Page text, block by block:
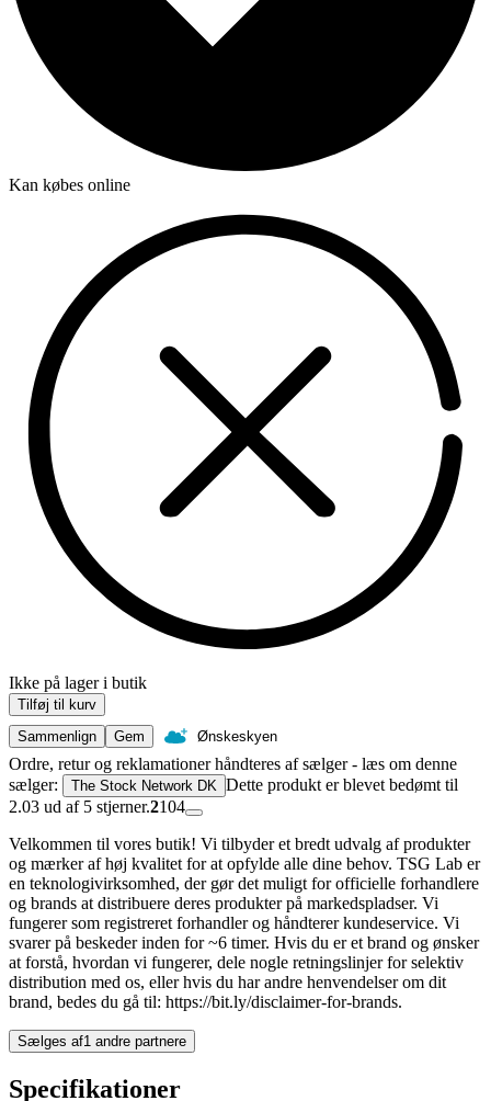
Kan købes online
Ikke på lager i butik
Tilføj til kurv
Sammenlign
Gem Ønskeskyen
Ordre, retur og reklamationer håndteres af sælger - læs om denne
sælger:
The Stock Network DK Dette produkt er blevet bedømt til
2.03 ud af 5 stjerner.2104
Velkommen til vores butik! Vi tilbyder et bredt udvalg af produkter
og mærker af høj kvalitet for at opfylde alle dine behov. TSG Lab er
en teknologivirksomhed, der gør det muligt for officielle forhandlere
og brands at distribuere deres produkter på markedspladser. Vi
fungerer som registreret forhandler og håndterer kundeservice. Vi
svarer på beskeder inden for ~6 timer. Hvis du er et brand og ønsker
at forstå, hvordan vi fungerer, dele nogle retningslinjer for selektiv
distribution med os, eller hvis du har andre henvendelser om dit
brand, bedes du gå til: https://bit.ly/disclaimer-for-brands.
Sælges af1 andre partnere
Specifikationer